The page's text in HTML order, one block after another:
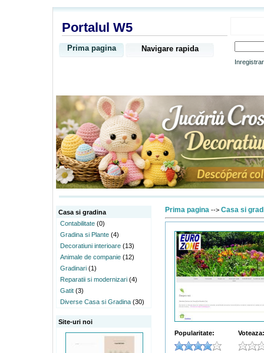
Portalul W5
Prima pagina Navigare rapida
Casa si gradina
Contabilitate (0)
Gradina si Plante (4)
Decoratiuni interioare (13)
Animale de companie (12)
Gradinari (1)
Reparatii si modernizari (4)
Gatit (3)
Diverse Casa si Gradina (30)
Site-uri noi
Prima pagina --> Casa si
Popularitate: Voteaza: